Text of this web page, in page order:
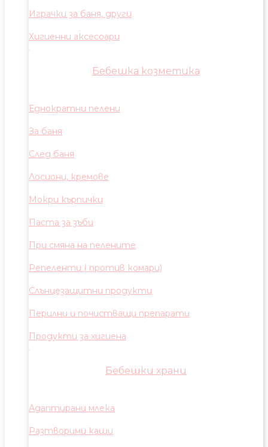
Играчки за баня, други
Хигиенни аксесоари
Бебешка козметика
Еднократни пелени
За баня
След баня
Лосиони, кремове
Мокри кърпички
Паста за зъби
При смяна на пелените
Репеленти ( против комари)
Слънцезащитни продукти
Перилни и почистващи препарати
Продукти за хигиена
Бебешки храни
Адаптирани млека
Разтворими каши